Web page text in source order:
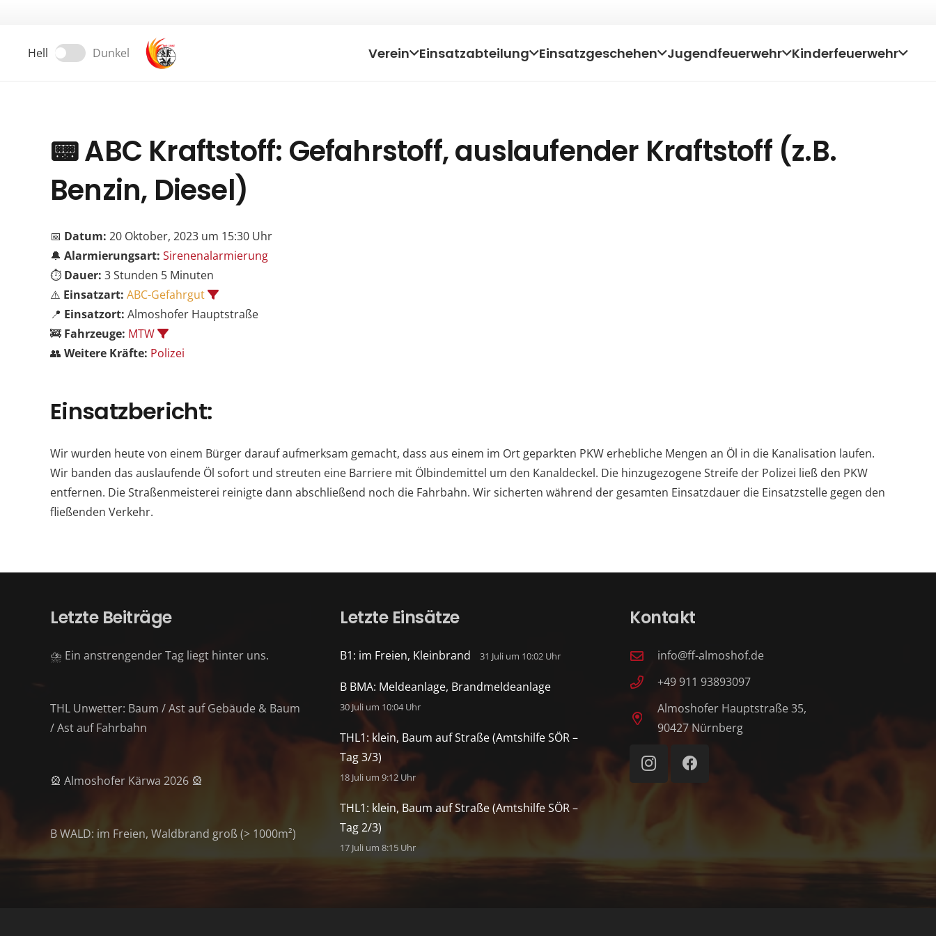
Hell Dunkel Verein Einsatzabteilung Einsatzgeschehen Jugendfeuerwehr Kinderfeuerwehr
📟ABC Kraftstoff: Gefahrstoff, auslaufender Kraftstoff (z.B.
Benzin, Diesel)
📅 Datum: 20 Oktober, 2023 um 15:30 Uhr
🔔 Alarmierungsart: Sirenenalarmierung
⏱️ Dauer: 3 Stunden 5 Minuten
⚠️ Einsatzart: ABC-Gefahrgut
📍 Einsatzort: Almoshofer Hauptstraße
🚒 Fahrzeuge: MTW
👥 Weitere Kräfte: Polizei
Einsatzbericht:
Wir wurden heute von einem Bürger darauf aufmerksam gemacht, dass aus einem im Ort geparkten PKW erhebliche Mengen an Öl in die Kanalisation laufen.
Wir banden das auslaufende Öl sofort und streuten eine Barriere mit Ölbindemittel um den Kanaldeckel. Die hinzugezogene Streife der Polizei ließ den PKW
entfernen. Die Straßenmeisterei reinigte dann abschließend noch die Fahrbahn. Wir sicherten während der gesamten Einsatzdauer die Einsatzstelle gegen den
fließenden Verkehr.
Letzte Beiträge
⛈️ Ein anstrengender Tag liegt hinter uns.
THL Unwetter: Baum / Ast auf Gebäude & Baum
/ Ast auf Fahrbahn
🎡 Almoshofer Kärwa 2026 🎡
B WALD: im Freien, Waldbrand groß (> 1000m²)
Letzte Einsätze
B1: im Freien, Kleinbrand 31 Juli um 10:02 Uhr
B BMA: Meldeanlage, Brandmeldeanlage
30 Juli um 10:04 Uhr
THL1: klein, Baum auf Straße (Amtshilfe SÖR –
Tag 3/3)
18 Juli um 9:12 Uhr
THL1: klein, Baum auf Straße (Amtshilfe SÖR –
Tag 2/3)
17 Juli um 8:15 Uhr
Kontakt
info@ff-almoshof.de
+49 911 93893097
Almoshofer Hauptstraße 35,
90427 Nürnberg